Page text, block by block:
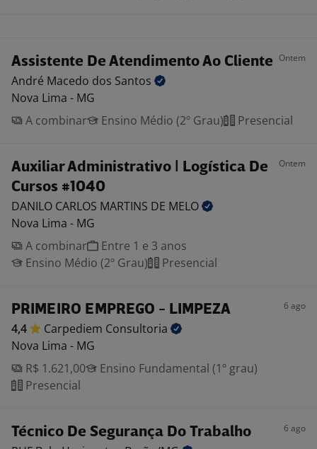
Assistente De Atendimento Ao Cliente Ontem
André Macedo dos Santos
Nova Lima - MG
A combinar
Ensino Médio (2º Grau) Presencial
Auxiliar Administrativo | Logística De
Cursos #1040
Ontem
DANILO CARLOS MARTINS DE MELO
Nova Lima - MG
A combinar
Entre 1 e 3 anos
Ensino Médio (2º Grau)
Presencial
PRIMEIRO EMPREGO - LIMPEZA 6 ago
4,4 Carpediem Consultoria
Nova Lima - MG
R$ 1.621,00
Ensino Fundamental (1º grau)
Presencial
Técnico De Segurança Do Trabalho 6 ago